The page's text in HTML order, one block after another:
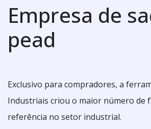
Empresa de
pead
Exclusivo para compradores, a
Industriais criou o maior número de
referência no setor industrial.